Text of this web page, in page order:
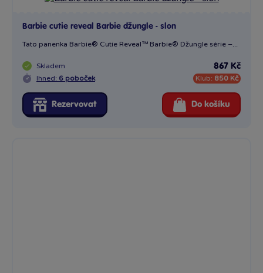
Barbie cutie reveal Barbie džungle - slon
Tato panenka Barbie® Cutie Reveal™ Barbie® Džungle série –...
Skladem
Ihned: 6 poboček
867 Kč
Klub: 850 Kč
Rezervovat Do košíku